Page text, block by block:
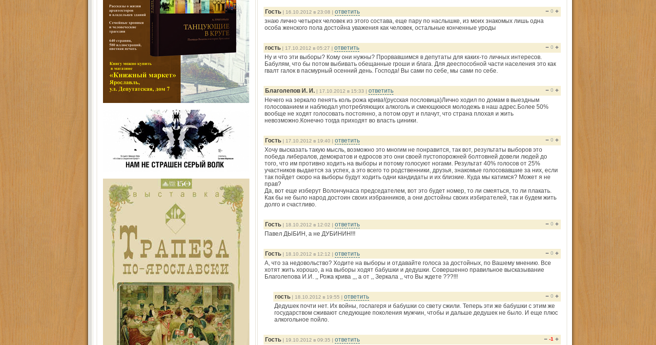
Гость| 16.10.2012 в 23:08 | ответить 0
знаю лично четырех человек из этого состава, еще пару по наслышке, из моих знакомых лишь одна
особа женского пола достойна уважения как человек, остальные конченные уроды
гость| 17.10.2012 в 05:27 | ответить 0
Ну и что эти выборы? Кому они нужны? Прорвавшимся в депутаты для каких-то личных интересов.
Бабулям, что бы потом выбивать обещанные гроши и блага. Для дееспособной части населения это как
гвалт галок в пасмурный осенний день. Господа! Вы сами по себе, мы сами по себе.
Благолепов И. И.| 17.10.2012 в 15:33 | ответить 0
Нечего на зеркало пенять коль рожа крива!(русская пословица)Лично ходил по домам в выездным
голосованием и наблюдал употребляющих алкоголь и смеющююся молодежь в наш адрес.Более 50%
вообще не ходят голосовать постоянно, а потом орут и плачут, что страна плохая и жить
невозможно.Конечно тогда приходят во власть циники.
Гость| 17.10.2012 в 19:40 | ответить 0
Хочу высказать такую мысль, возможно это многим не понравится, так вот, результаты выборов это
победа либералов, демократов и едросов это они своей пустопорожней болтовней довели людей до
того, что им противно ходить на выборы и потому голосуют ногами. Результат 40% голосов от 25%
участников выдается за успех, а это всего то родственники, друзья, знакомые голосовавшие за них, если
так пойдет скоро на выборы будут ходить одни кандидаты и их близкие. Куда мы катимся? Может я не
прав?
Да, вот еще изберут Волончунаса председателем, вот это будет номер, то ли смеяться, то ли плакать.
Как бы не было народ достоин своих избранников, а они достойны своих избирателей, так и будем жить
долго и счастливо.
Гость| 18.10.2012 в 12:02 | ответить 0
Павел ДЫБИН, а не ДУБИНИН!!!
Гость| 18.10.2012 в 12:12 | ответить 0
А, что за недовольство? Ходите на выборы и отдавайте голоса за достойных, по Вашему мнению. Все
хотят жить хорошо, а на выборы ходят бабушки и дедушки. Совершенно правильное высказывание
Благолепова И.И. ,, Рожа крива ,,, а от ,, Зеркала ,, что Вы ждете ???!!!
гость| 18.10.2012 в 19:55 | ответить 0
Дедушек почти нет. Их войны, гослагеря и бабушки со свету сжили. Теперь эти же бабушки с этим же
государством сживают следующие поколения мужчин, чтобы и дальше дедушек не было. И еще плюс
алкогольное пойло.
Гость| 19.10.2012 в 09:35 | ответить -1